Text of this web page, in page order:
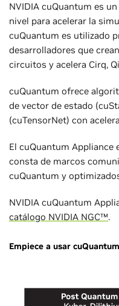
NVIDIA cuQuantum es
nivel para acelerar la
cuQuantum es utilizado
desarrolladores que
circuitos y acelera Cirq,
cuQuantum ofrece
de vector de estado
(cuTensorNet) con
El cuQuantum Appliance
consta de marcos
cuQuantum y
NVIDIA cuQuantum
catálogo NVIDIA NGC™.
Empiece a usar cuQuantum